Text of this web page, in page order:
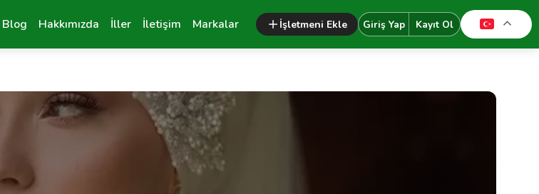
Blog Hakkımızda İller İletişim Markalar İşletmeni Ekle Giriş Yap Kayıt Ol